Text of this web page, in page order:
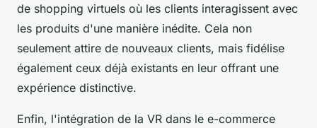
de shopping virtuels où les clients interagissent avec
les produits d'une manière inédite. Cela non
seulement attire de nouveaux clients, mais fidélise
également ceux déjà existants en leur offrant une
expérience distinctive.
Enfin, l'intégration de la VR dans le e-commerce